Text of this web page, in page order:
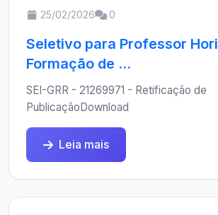
25/02/2026 0
Seletivo para Professor
Formação de ...
SEI-GRR - 21269971 - Retificação de
PublicaçãoDownload
Leia mais